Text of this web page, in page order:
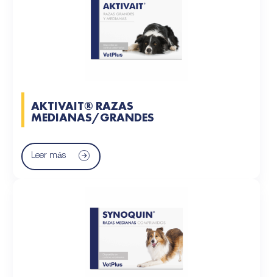
AKTIVAIT® RAZAS
MEDIANAS/GRANDES
Leer más